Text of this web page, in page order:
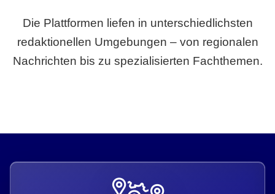
Die Plattformen liefen in unterschiedlichsten
redaktionellen Umgebungen – von regionalen
Nachrichten bis zu spezialisierten Fachthemen.